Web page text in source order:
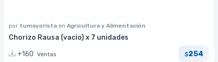
por tumayorista en Agricultura y Alimentación
Chorizo Rausa (vacio) x 7 unidades
+160 Ventas $254